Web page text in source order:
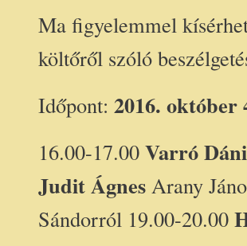
Ma figyelemmel
költőről szóló
Időpont: 2016. október
16.00-17.00 Varró
Judit Ágnes Arany
Sándorról 19.00-20.00